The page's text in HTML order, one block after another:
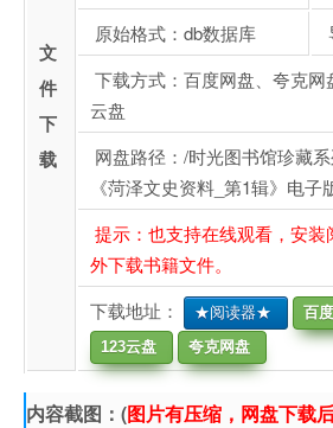
文
件
下
载
原始格式：db数据库
下载方式：百度网盘、夸克网
云盘
网盘路径：/时光图书馆珍藏
《菏泽文史资料_第1辑》电子
提示：也支持在线观看，安
外下载书籍文件。
下载地址：
★阅读器★ 百
123云盘
夸克网盘
内容截图：(图片有压缩，网盘下载